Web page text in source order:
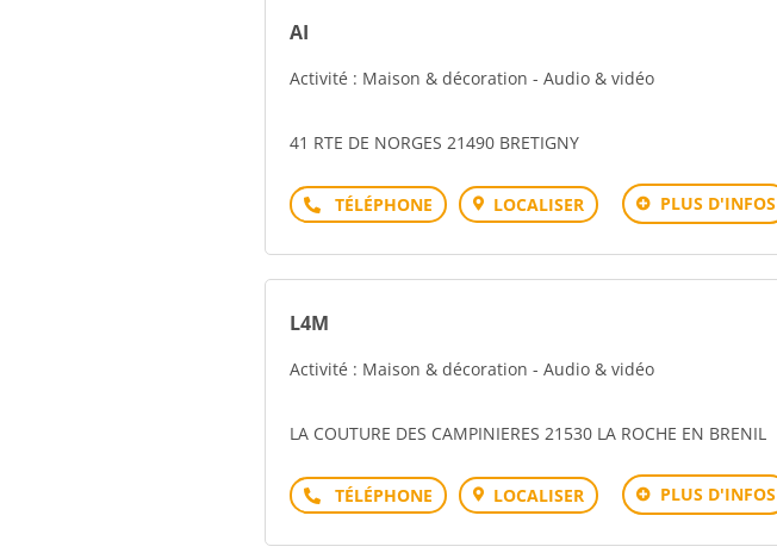
AI
Activité : Maison & décoration - Audio & vidéo
41 RTE DE NORGES 21490 BRETIGNY
Téléphone LOCALISER PLUS D'INFOS
L4M
Activité : Maison & décoration - Audio & vidéo
LA COUTURE DES CAMPINIERES 21530 LA ROCHE EN BRENIL
Téléphone LOCALISER PLUS D'INFOS